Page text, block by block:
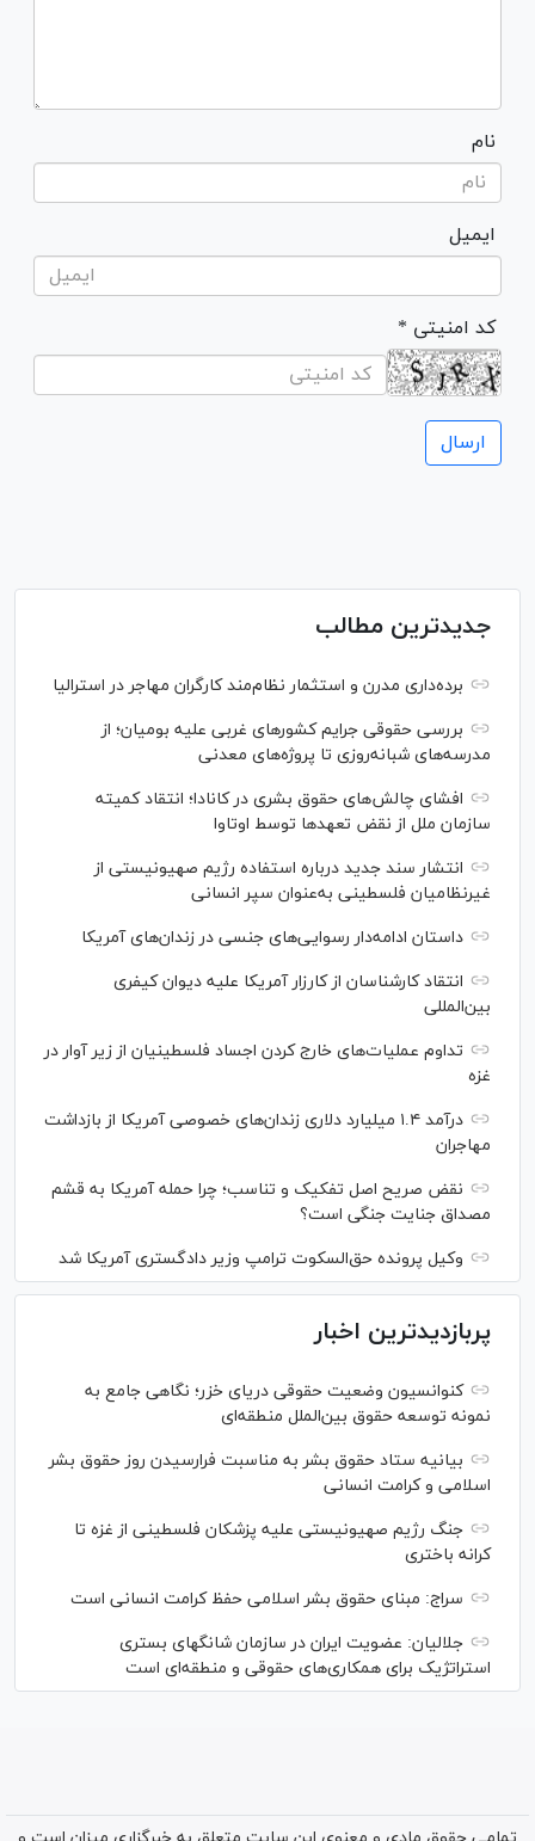
نام
ایمیل
* کد امنیتی
جدیدترین مطالب
برده‌داری مدرن و استثمار نظام‌مند کارگران مهاجر در استرالیا
بررسی حقوقی جرایم کشور‌های غربی علیه بومیان؛ از
مدرسه‌های شبانه‌روزی تا پروژه‌های معدنی
افشای چالش‌های حقوق بشری در کانادا؛ انتقاد کمیته
سازمان ملل از نقض تعهد‌ها توسط اوتاوا
انتشار سند جدید درباره استفاده رژیم صهیونیستی از
غیرنظامیان فلسطینی به‌عنوان سپر انسانی
داستان ادامه‌دار رسوایی‌های جنسی در زندان‌های آمریکا
انتقاد کارشناسان از کارزار آمریکا علیه دیوان کیفری
بین‌المللی
تداوم عملیات‌های خارج کردن اجساد فلسطینیان از زیر آوار در
غزه
درآمد ۱.۴ میلیارد دلاری زندان‌های خصوصی آمریکا از بازداشت
مهاجران
نقض صریح اصل تفکیک و تناسب؛ چرا حمله آمریکا به قشم
مصداق جنایت جنگی است؟
وکیل پرونده حق‌السکوت ترامپ وزیر دادگستری آمریکا شد
پربازدیدترین اخبار
کنوانسیون وضعیت حقوقی دریای خزر؛ نگاهی جامع به
نمونه توسعه حقوق بین‌الملل منطقه‌ای
بیانیه ستاد حقوق بشر به مناسبت فرارسیدن روز حقوق بشر
اسلامی و کرامت انسانی
جنگ رژیم صهیونیستی علیه پزشکان فلسطینی از غزه تا
کرانه باختری
سراج: مبنای حقوق بشر اسلامی حفظ کرامت انسانی است
جلالیان: عضویت ایران در سازمان شانگهای بستری
استراتژیک برای همکاری‌های حقوقی و منطقه‌ای است